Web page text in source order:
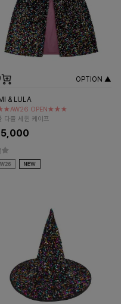
OPTION ▲
& LULA
OPEN★★★
다즐 세퀸 케이프
1